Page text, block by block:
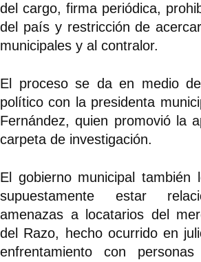
del cargo, firma periódica,
del país y restricción de
municipales y al contralor.
El proceso se da en medio
político con la presidenta
Fernández, quien promovió la
carpeta de investigación.
El gobierno municipal también
supuestamente estar
amenazas a locatarios del
del Razo, hecho ocurrido en
enfrentamiento con